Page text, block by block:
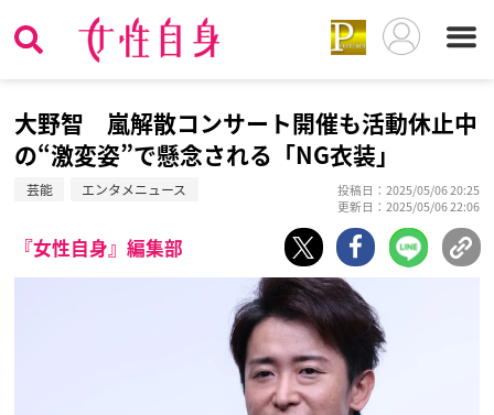
大野智 嵐解散コンサート開催も活動休止中
の“激変姿”で懸念される「NG衣装」
芸能 エンタメニュース
投稿日：2025/05/06 20:25
更新日：2025/05/06 22:06
『女性自身』編集部